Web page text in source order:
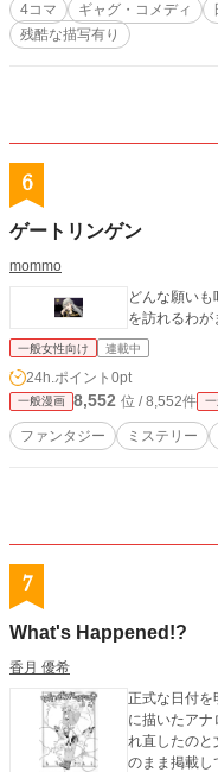
4コマ ギャグ・コメディ
残酷な描写有り
6
ゲートリンゲン
mommo
どんな願い
を訪れるわ
一般女性向け 連載中
24h.ポイント 0pt
一般漫画 8,552 位 / 8,552件
ファンタジー ミステリー
7
What's Happened!?
香月 優希
正式な日付を
に描いたアナ
れ直したのと
のまま掲載